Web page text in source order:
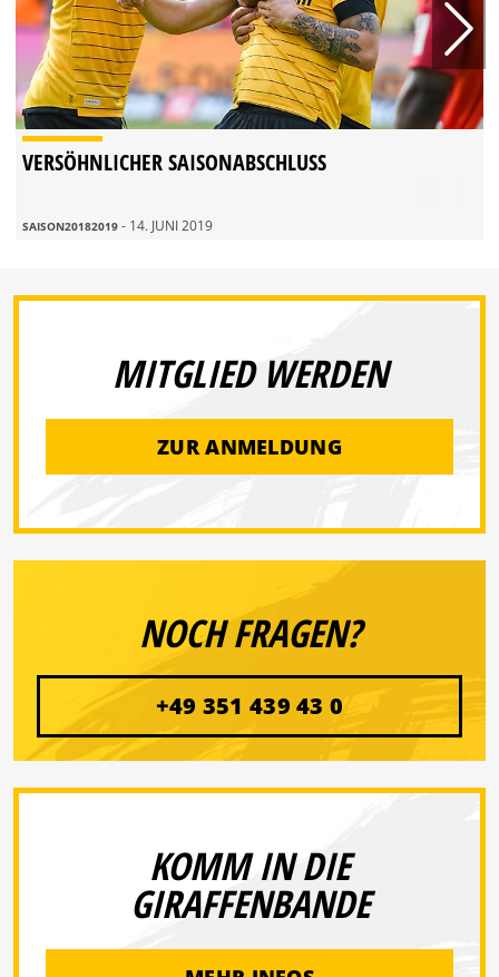
VERSÖHNLICHER SAISONABSCHLUSS
SAISON20182019 - 14. JUNI 2019
MITGLIED WERDEN
ZUR ANMELDUNG
NOCH FRAGEN?
+49 351 439 43 0
KOMM IN DIE
GIRAFFENBANDE